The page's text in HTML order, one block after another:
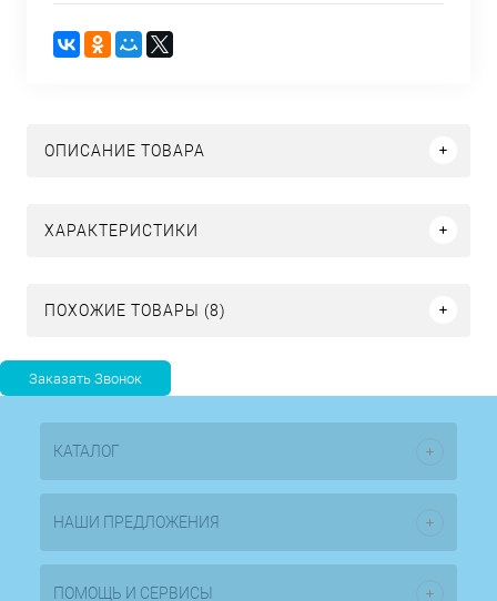
ОПИСАНИЕ ТОВАРА
ХАРАКТЕРИСТИКИ
ПОХОЖИЕ ТОВАРЫ (8)
КАТАЛОГ
НАШИ ПРЕДЛОЖЕНИЯ
ПОМОЩЬ И СЕРВИСЫ